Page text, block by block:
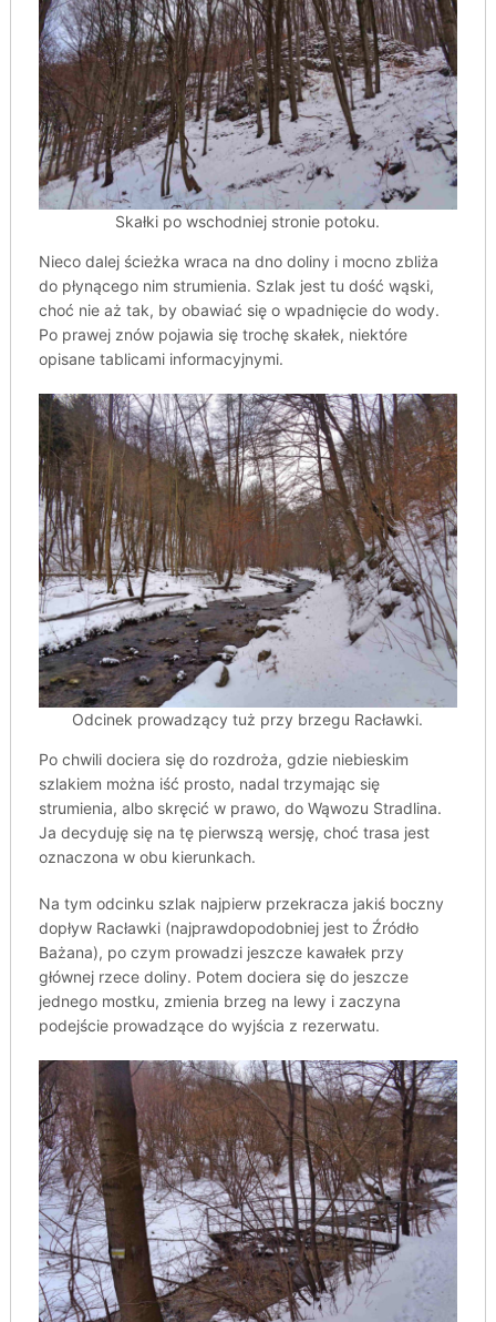
Skałki po wschodniej stronie potoku.
Nieco dalej ścieżka wraca na dno doliny i mocno zbliża
do płynącego nim strumienia. Szlak jest tu dość wąski,
choć nie aż tak, by obawiać się o wpadnięcie do wody.
Po prawej znów pojawia się trochę skałek, niektóre
opisane tablicami informacyjnymi.
Odcinek prowadzący tuż przy brzegu Racławki.
Po chwili dociera się do rozdroża, gdzie niebieskim
szlakiem można iść prosto, nadal trzymając się
strumienia, albo skręcić w prawo, do Wąwozu Stradlina.
Ja decyduję się na tę pierwszą wersję, choć trasa jest
oznaczona w obu kierunkach.
Na tym odcinku szlak najpierw przekracza jakiś boczny
dopływ Racławki (najprawdopodobniej jest to Źródło
Bażana), po czym prowadzi jeszcze kawałek przy
głównej rzece doliny. Potem dociera się do jeszcze
jednego mostku, zmienia brzeg na lewy i zaczyna
podejście prowadzące do wyjścia z rezerwatu.